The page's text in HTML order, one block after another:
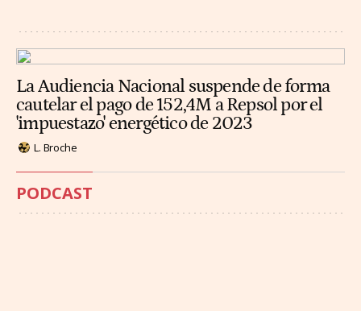
La Audiencia Nacional suspende de forma
cautelar el pago de 152,4M a Repsol por el
'impuestazo' energético de 2023
L. Broche
PODCAST